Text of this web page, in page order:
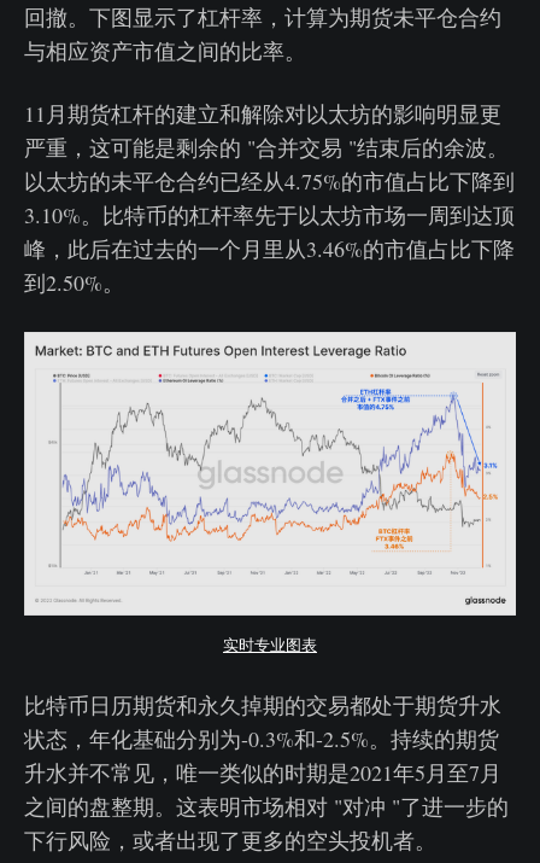
回撤。下图显示了杠杆率，计算为期货未平仓合约
与相应资产市值之间的比率。
11月期货杠杆的建立和解除对以太坊的影响明显更
严重，这可能是剩余的 "合并交易 "结束后的余波。
以太坊的未平仓合约已经从4.75%的市值占比下降到
3.10%。比特币的杠杆率先于以太坊市场一周到达顶
峰，此后在过去的一个月里从3.46%的市值占比下降
到2.50%。
实时专业图表
比特币日历期货和永久掉期的交易都处于期货升水
状态，年化基础分别为-0.3%和-2.5%。持续的期货
升水并不常见，唯一类似的时期是2021年5月至7月
之间的盘整期。这表明市场相对 "对冲 "了进一步的
下行风险，或者出现了更多的空头投机者。